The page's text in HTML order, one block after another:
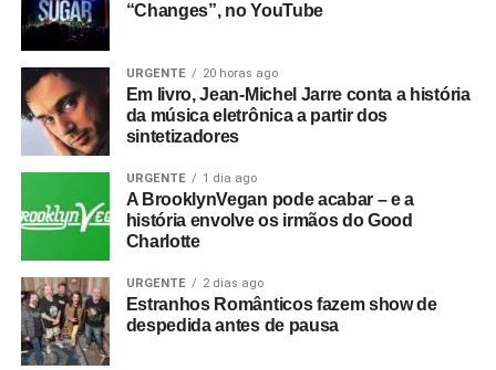
“Changes”, no YouTube
URGENTE 20 horas ago
Em livro, Jean-Michel Jarre conta a história
da música eletrônica a partir dos
sintetizadores
URGENTE 1 dia ago
A BrooklynVegan pode acabar – e a
história envolve os irmãos do Good
Charlotte
URGENTE 2 dias ago
Estranhos Românticos fazem show de
despedida antes de pausa